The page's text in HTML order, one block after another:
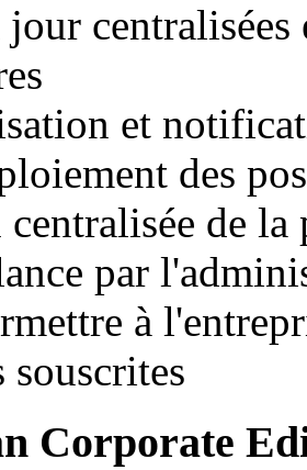
et
des
centralisée de
par
à
souscrites
Corporate